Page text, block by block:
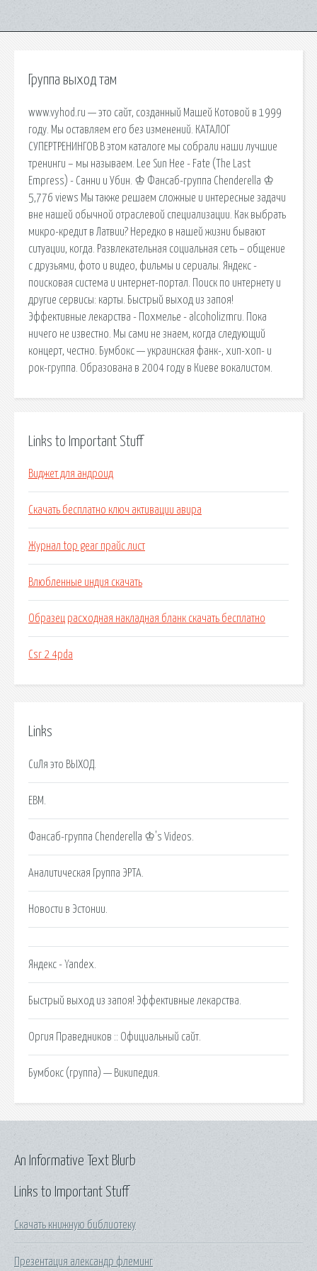
Группа выход там
www.vyhod.ru — это сайт, созданный Машей Котовой в 1999
году. Мы оставляем его без изменений. КАТАЛОГ
СУПЕРТРЕНИНГОВ В этом каталоге мы собрали наши лучшие
тренинги – мы называем. Lee Sun Hee - Fate (The Last
Empress) - Санни и Убин. ♔ Фансаб-группа Chenderella ♔
5,776 views Мы также решаем сложные и интересные задачи
вне нашей обычной отраслевой специализации. Как выбрать
микро-кредит в Латвии? Нередко в нашей жизни бывают
ситуации, когда. Развлекательная социальная сеть – общение
с друзьями, фото и видео, фильмы и сериалы. Яндекс -
поисковая система и интернет-портал. Поиск по интернету и
другие сервисы: карты. Быстрый выход из запоя!
Эффективные лекарства - Похмелье - alcoholizmru. Пока
ничего не известно. Мы сами не знаем, когда следующий
концерт, честно. Бумбокс — украинская фанк-, хип-хоп- и
рок-группа. Образована в 2004 году в Киеве вокалистом.
Links to Important Stuff
Виджет для андроид
Скачать бесплатно ключ активации авира
Журнал top gear прайс лист
Влюбленные индия скачать
Образец расходная накладная бланк скачать бесплатно
Csr 2 4pda
Links
СиЛя это ВЫХОД.
EBM.
Фансаб-группа Chenderella ♔'s Videos.
Аналитическая Группа ЭРТА.
Новости в Эстонии.
Яндекс - Yandex.
Быстрый выход из запоя! Эффективные лекарства.
Оргия Праведников :: Официальный сайт.
Бумбокс (группа) — Википедия.
Links to Important Stuff
Скачать книжную библиотеку
Презентация александр флеминг
An Informative Text Blurb